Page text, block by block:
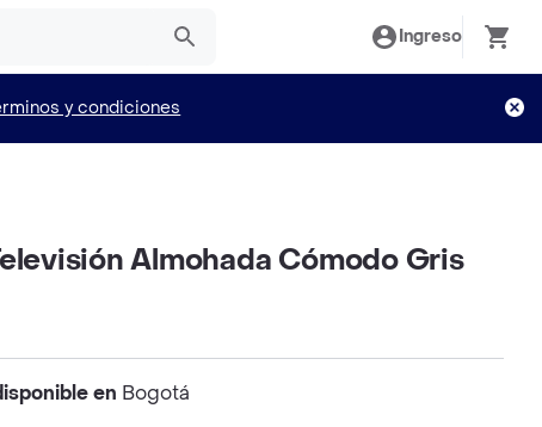
Ingreso
y condiciones
Almohada Cómodo Gris
en Bogotá